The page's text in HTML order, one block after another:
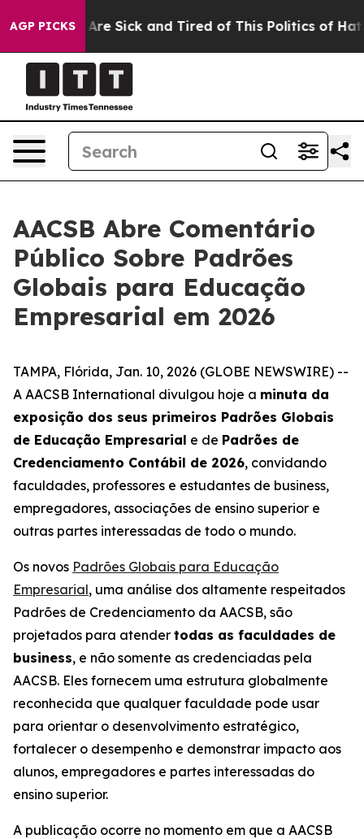
AGP PICKSAre Sick and Tired of This Politics of Hatred”
AACSB Abre Comentário
Público Sobre Padrões
Globais para Educação
Empresarial em 2026
TAMPA, Flórida, Jan. 10, 2026 (GLOBE NEWSWIRE) --
A AACSB International divulgou hoje a minuta da
exposição dos seus primeiros Padrões Globais
de Educação Empresarial e de Padrões de
Credenciamento Contábil de 2026, convidando
faculdades, professores e estudantes de business,
empregadores, associações de ensino superior e
outras partes interessadas de todo o mundo.
Os novos Padrões Globais para Educação
Empresarial, uma análise dos altamente respeitados
Padrões de Credenciamento da AACSB, são
projetados para atender todas as faculdades de
business, e não somente as credenciadas pela
AACSB. Eles fornecem uma estrutura globalmente
reconhecida que qualquer faculdade pode usar
para orientar o desenvolvimento estratégico,
fortalecer o desempenho e demonstrar impacto aos
alunos, empregadores e partes interessadas do
ensino superior.
A publicação ocorre no momento em que a AACSB